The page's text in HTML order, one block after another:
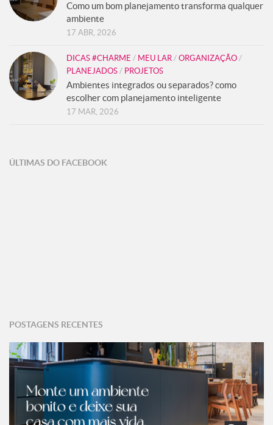
Como um bom planejamento transforma qualquer
ambiente
17 ABR, 2026
DICAS #CHARME / MEU LAR / ORGANIZAÇÃO /
PLANEJADOS / PROJETOS
Ambientes integrados ou separados? como
escolher com planejamento inteligente
17 MAR, 2026
ÚLTIMAS DO FACEBOOK
POSTAGENS RECENTES